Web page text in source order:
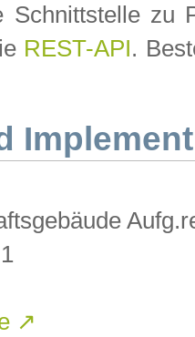
Schnittstelle zu
REST-API.
↗